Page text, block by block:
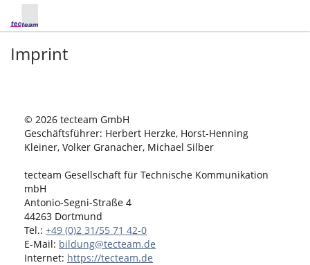
Imprint
© 2026 tecteam GmbH
Geschäftsführer: Herbert Herzke, Horst-Henning
Kleiner, Volker Granacher, Michael Silber
tecteam Gesellschaft für Technische Kommunikation
mbH
Antonio-Segni-Straße 4
44263 Dortmund
Tel.: +49 (0)2 31/55 71 42-0
E-Mail: bildung@tecteam.de
Internet: https://tecteam.de